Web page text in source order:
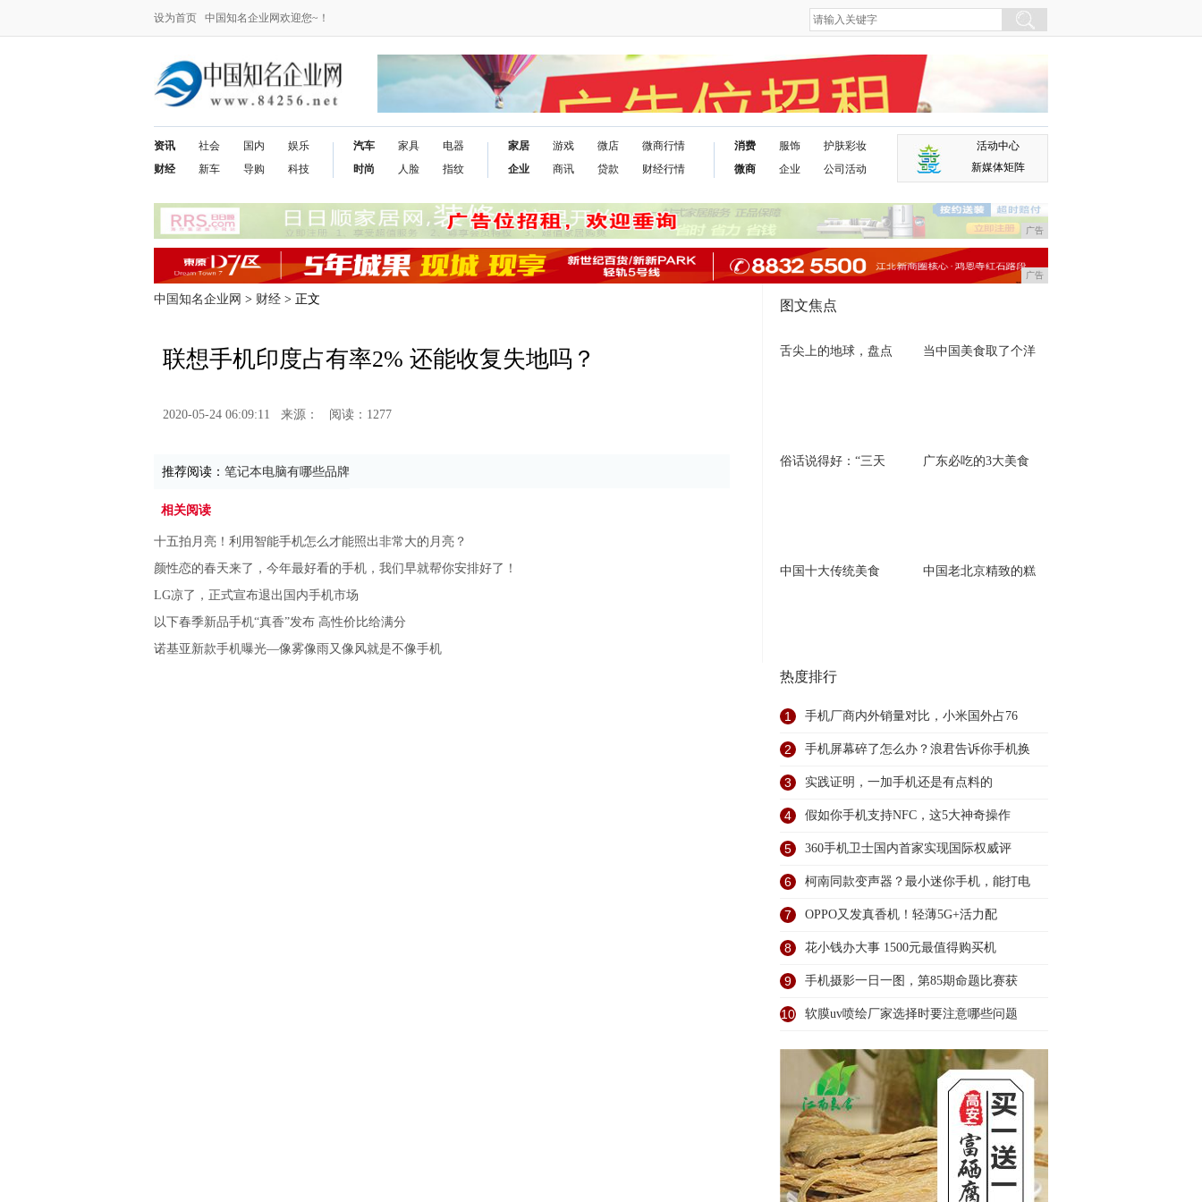
设为首页 中国知名企业网欢迎您~！
资讯
财经
社会
新车
国内
导购
娱乐
科技
汽车
时尚
家具
人脸
电器
指纹
家居
企业
游戏
商讯
微店
贷款
微商行情
财经行情
消费
微商
服饰
企业
护肤彩妆
公司活动
活动中心
新媒体矩阵
广告
广告
中国知名企业网 > 财经 > 正文
联想手机印度占有率2% 还能收复失地吗？
2020-05-24 06:09:11 来源： 阅读：1277
推荐阅读： 笔记本电脑有哪些品牌
相关阅读
十五拍月亮！利用智能手机怎么才能照出非常大的月亮？
颜性恋的春天来了，今年最好看的手机，我们早就帮你安排好了！
LG凉了，正式宣布退出国内手机市场
以下春季新品手机“真香”发布 高性价比给满分
诺基亚新款手机曝光—像雾像雨又像风就是不像手机
图文焦点
舌尖上的地球，盘点 当中国美食取了个洋
俗话说得好：“三天 广东必吃的3大美食
中国十大传统美食 中国老北京精致的糕
热度排行
1 手机厂商内外销量对比，小米国外占76
2 手机屏幕碎了怎么办？浪君告诉你手机换
3 实践证明，一加手机还是有点料的
4 假如你手机支持NFC，这5大神奇操作
5 360手机卫士国内首家实现国际权威评
6 柯南同款变声器？最小迷你手机，能打电
7 OPPO又发真香机！轻薄5G+活力配
8 花小钱办大事 1500元最值得购买机
9 手机摄影一日一图，第85期命题比赛获
10 软膜uv喷绘厂家选择时要注意哪些问题